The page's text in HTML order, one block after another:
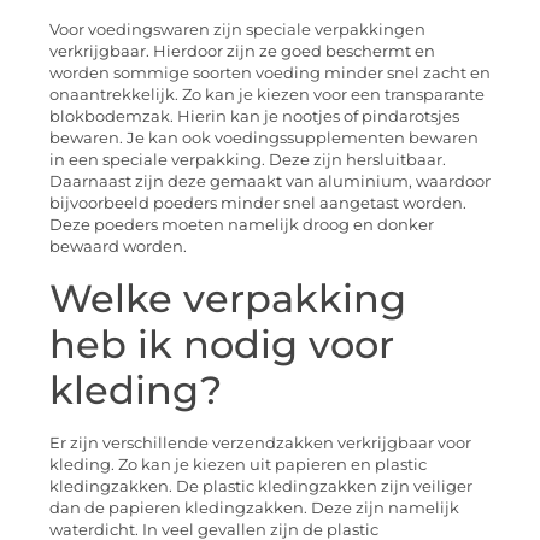
Voor voedingswaren zijn speciale verpakkingen
verkrijgbaar. Hierdoor zijn ze goed beschermt en
worden sommige soorten voeding minder snel zacht en
onaantrekkelijk. Zo kan je kiezen voor een transparante
blokbodemzak. Hierin kan je nootjes of pindarotsjes
bewaren. Je kan ook voedingssupplementen bewaren
in een speciale verpakking. Deze zijn hersluitbaar.
Daarnaast zijn deze gemaakt van aluminium, waardoor
bijvoorbeeld poeders minder snel aangetast worden.
Deze poeders moeten namelijk droog en donker
bewaard worden.
Welke verpakking
heb ik nodig voor
kleding?
Er zijn verschillende verzendzakken verkrijgbaar voor
kleding. Zo kan je kiezen uit papieren en plastic
kledingzakken. De plastic kledingzakken zijn veiliger
dan de papieren kledingzakken. Deze zijn namelijk
waterdicht. In veel gevallen zijn de plastic